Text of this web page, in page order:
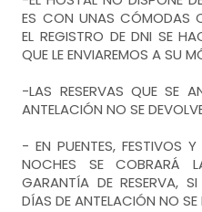
WC,
lavabo,
secador de pelo,
papel wc,
- sofá-cama (2
TV,
Aire
- Habitación con
en vez de baño).
WC,
lavabo,
- cama individual = 2
TV,
Aire
ES CON UNAS CÓMODAS
EL REGISTRO DE DNI SE
QUE LE ENVIAREMOS A SU
-LAS RESERVAS QUE SE
ANTELACIÓN NO SE
- EN PUENTES, FESTIVOS
NOCHES SE COBRARÁ
GARANTÍA DE RESERVA,
DÍAS DE ANTELACIÓN NO